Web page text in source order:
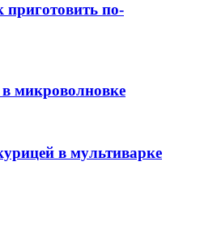
по-
микроволновке
в мультиварке